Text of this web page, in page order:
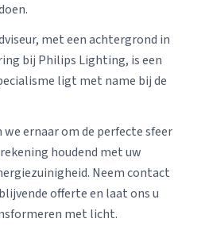
met een achtergrond in
bij Philips Lighting, is een
ligt met name bij de
we ernaar om de perfecte sfeer
houdend met uw
Neem contact
offerte en laat ons u
met licht.